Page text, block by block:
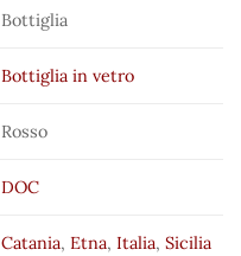
Bottiglia
Bottiglia in vetro
Rosso
DOC
Catania,Etna,Italia,Sicilia